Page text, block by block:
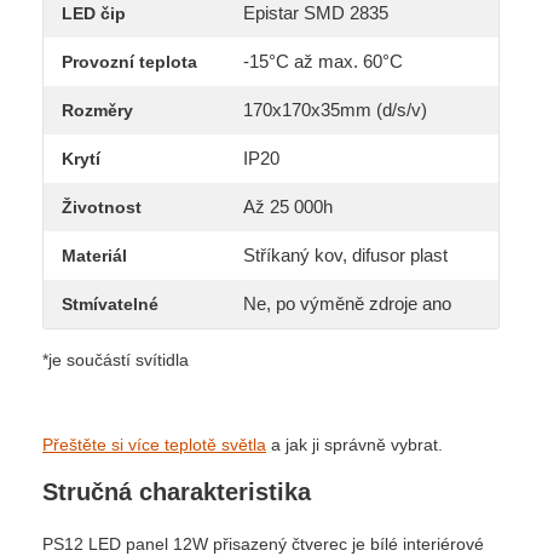
LED čip Epistar SMD 2835
Provozní teplota -15°C až max. 60°C
Rozměry 170x170x35mm (d/s/v)
Krytí IP20
Životnost Až 25 000h
Materiál Stříkaný kov, difusor plast
Stmívatelné Ne, po výměně zdroje ano
*je součástí svítidla
Přeštěte si více teplotě světla a jak ji správně vybrat.
Stručná charakteristika
PS12 LED panel 12W přisazený čtverec je bílé interiérové